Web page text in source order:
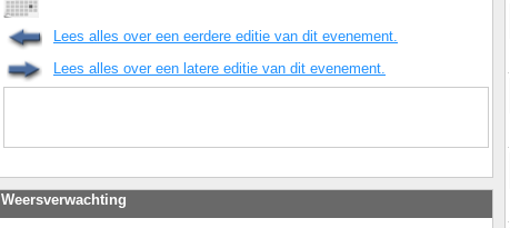
Lees alles over een eerdere editie van dit evenement.
Lees alles over een latere editie van dit evenement.
Weersverwachting